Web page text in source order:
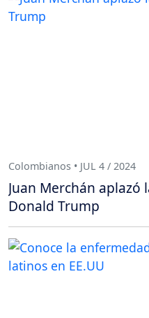
Colombianos • JUL 4 / 2024
Juan Merchán aplazó
Donald Trump